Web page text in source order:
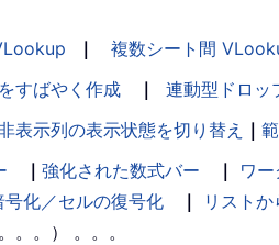
｜ 複数シート間
すばやく作成 ｜ 連動型ドロッ
表示列の表示状態を切り替え ｜
｜ 強化された数式バー ｜ ワ
号化／セルの復号化 ｜ リスト
。。） 。。。